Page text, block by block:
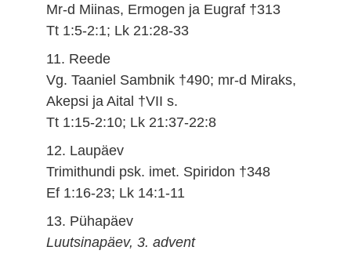
Mr-d Miinas, Ermogen ja Eugraf †313
Tt 1:5-2:1; Lk 21:28-33
11. Reede
Vg. Taaniel Sambnik †490; mr-d Miraks,
Akepsi ja Aital †VII s.
Tt 1:15-2:10; Lk 21:37-22:8
12. Laupäev
Trimithundi psk. imet. Spiridon †348
Ef 1:16-23; Lk 14:1-11
13. Pühapäev
Luutsinapäev, 3. advent